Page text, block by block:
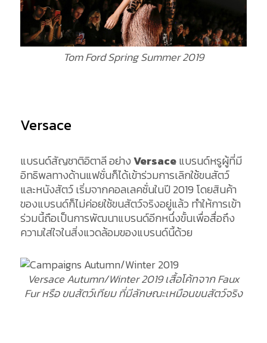
Tom Ford Spring Summer 2019
Versace
แบรนด์สัญชาติอิตาลี อย่างVersaceแบรนด์หรูผู้ที่มี
อิทธิพลทางด้านแฟชั่นก็ได้เข้าร่วมการเลิกใช้ขนสัตว์
และหนังสัตว์ เริ่มจากคอลเลคชั่นในปี 2019 โดยสินค้า
ของแบรนด์ก็ไม่ค่อยใช้ขนสัตว์จริงอยู่แล้ว ทำให้การเข้า
ร่วมนี้ถือเป็นการพัฒนาแบรนด์อีกหนึ่งขั้นเพื่อสื่อถึง
ความใส่ใจในสิ่งแวดล้อมของแบรนด์นี้ด้วย
Versace Autumn/Winter 2019 เสื้อโค้ทจาก Faux
Fur หรือ ขนสัตว์เทียม ที่มีลักษณะเหมือนขนสัตว์จริง